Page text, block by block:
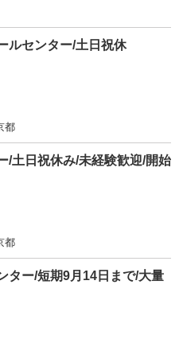
ルセンター/土日祝休
都
/土日祝休み/未経験歓迎/開始
都
ター/短期9月14日まで/大量